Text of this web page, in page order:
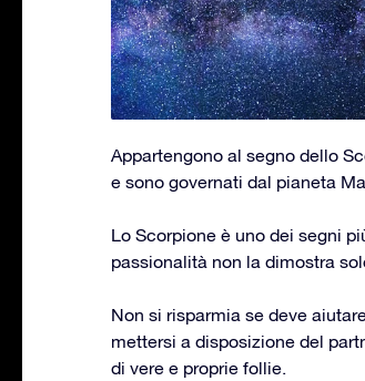
Appartengono al segno dello
e sono governati dal pianeta
Lo Scorpione è uno dei segni
passionalità non la dimostra
Non si risparmia se deve
mettersi a disposizione del
di vere e proprie follie.